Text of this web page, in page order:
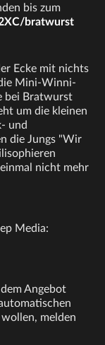
bis zum
bratwurst
Ecke mit nichts
Mini-Winni-
bei Bratwurst
um die kleinen
und
die Jungs "Wir
nicht mehr
Media:
Angebot
melden